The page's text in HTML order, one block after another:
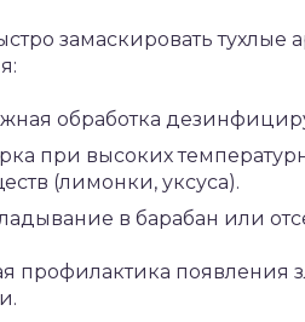
замаскировать
обработка
при высоких
(лимонки, уксуса).
в барабан или
профилактика появления